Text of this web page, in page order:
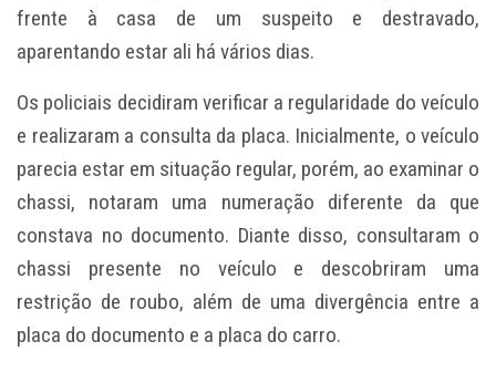
frente à casa de um suspeito e destravado,
aparentando estar ali há vários dias.
Os policiais decidiram verificar a regularidade do veículo
e realizaram a consulta da placa. Inicialmente, o veículo
parecia estar em situação regular, porém, ao examinar o
chassi, notaram uma numeração diferente da que
constava no documento. Diante disso, consultaram o
chassi presente no veículo e descobriram uma
restrição de roubo, além de uma divergência entre a
placa do documento e a placa do carro.